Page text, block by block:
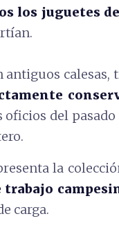
los juguetes
antiguos
del
la
trabajo
carga.